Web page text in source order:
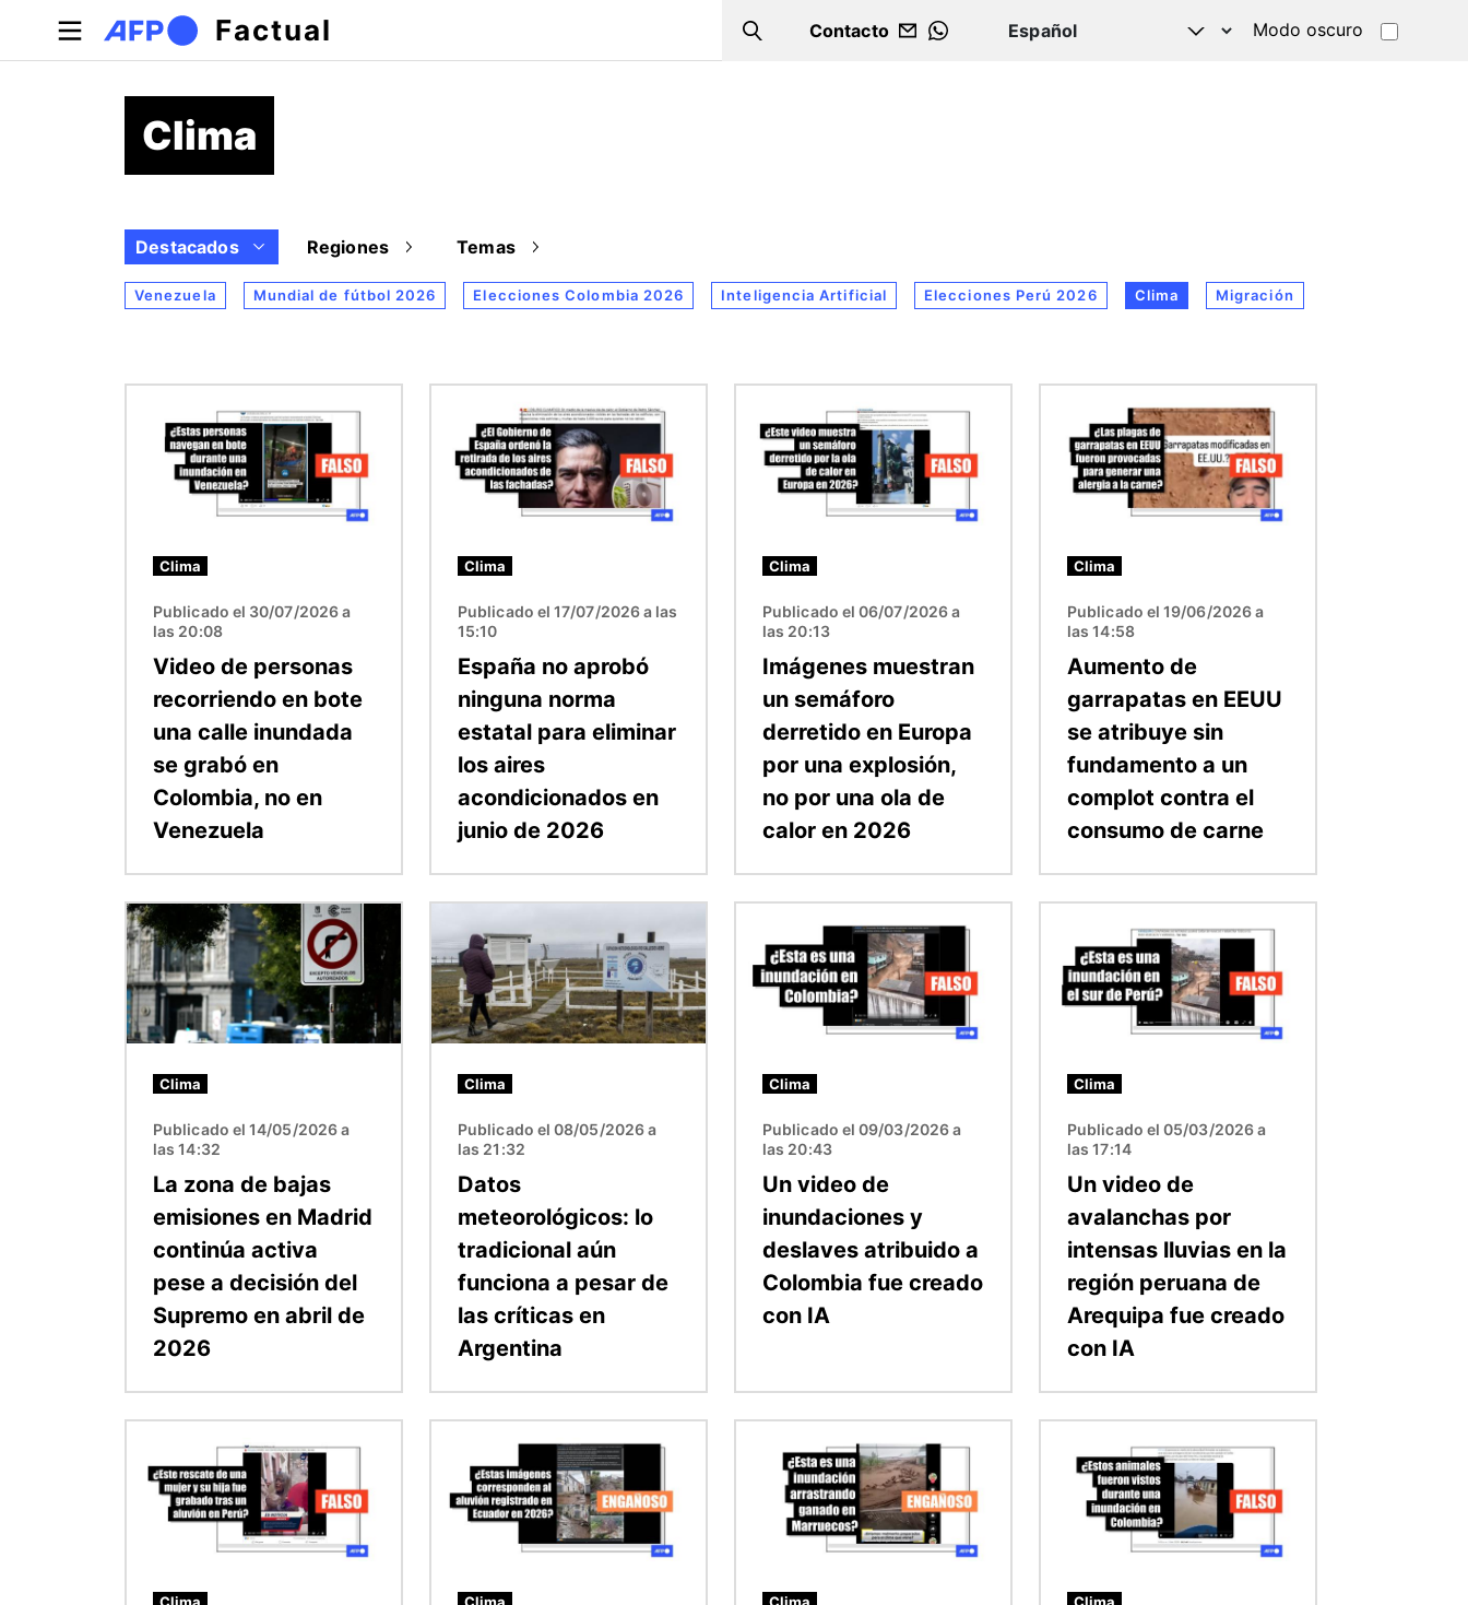
Pasar al contenido principal
Factual Search
Contacto
WHATSAPP
Modo oscuro
Clima
Destacados Regiones Temas
Venezuela Mundial de fútbol 2026 Elecciones Colombia 2026 Inteligencia Artificial Elecciones Perú 2026 Clima Migración
Clima
Publicado el 30/07/2026 a
las 20:08
Video de personas
recorriendo en bote
una calle inundada
se grabó en
Colombia, no en
Venezuela
Clima
Publicado el 17/07/2026 a las
15:10
España no aprobó
ninguna norma
estatal para eliminar
los aires
acondicionados en
junio de 2026
Clima
Publicado el 06/07/2026 a
las 20:13
Imágenes muestran
un semáforo
derretido en Europa
por una explosión,
no por una ola de
calor en 2026
Clima
Publicado el 19/06/2026 a
las 14:58
Aumento de
garrapatas en EEUU
se atribuye sin
fundamento a un
complot contra el
consumo de carne
Imagen
Clima
Publicado el 14/05/2026 a
las 14:32
La zona de bajas
emisiones en Madrid
continúa activa
pese a decisión del
Supremo en abril de
2026
Clima
Publicado el 08/05/2026 a
las 21:32
Datos
meteorológicos: lo
tradicional aún
funciona a pesar de
las críticas en
Argentina
Clima
Publicado el 09/03/2026 a
las 20:43
Un video de
inundaciones y
deslaves atribuido a
Colombia fue creado
con IA
Clima
Publicado el 05/03/2026 a
las 17:14
Un video de
avalanchas por
intensas lluvias en la
región peruana de
Arequipa fue creado
con IA
Clima Clima Clima Clima